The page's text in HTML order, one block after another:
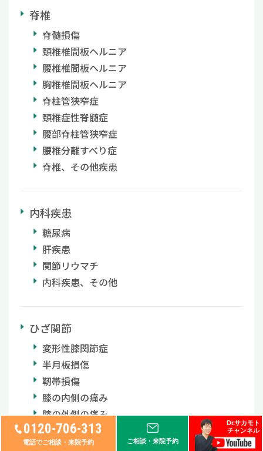
0120-706-313
電話でご相談・来院予約 ご相談・来院予約
Dr.サカモト
チャンネル
脊椎
脊髄損傷
頚椎椎間板ヘルニア
腰椎椎間板ヘルニア
胸椎椎間板ヘルニア
脊柱管狭窄症
頚椎症性脊髄症
腰部脊柱管狭窄症
腰椎分離すべり症
脊椎、その他疾患
内科疾患
糖尿病
肝疾患
関節リウマチ
内科疾患、その他
ひざ関節
変形性膝関節症
半月板損傷
靭帯損傷
膝の内側の痛み
膝の外側の痛み
お皿付近に違和感
動作時の痛み